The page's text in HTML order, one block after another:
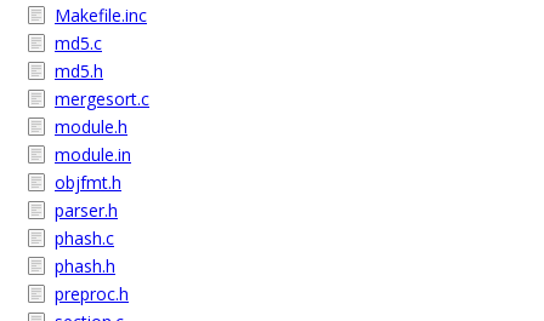
Makefile.inc
md5.c
md5.h
mergesort.c
module.h
module.in
objfmt.h
parser.h
phash.c
phash.h
preproc.h